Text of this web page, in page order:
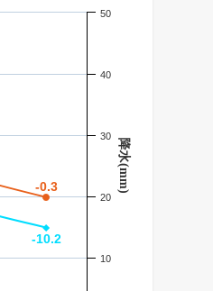
降水(mm)
-0.3
-0.3
-10.2
-10.2
10
20
30
40
50